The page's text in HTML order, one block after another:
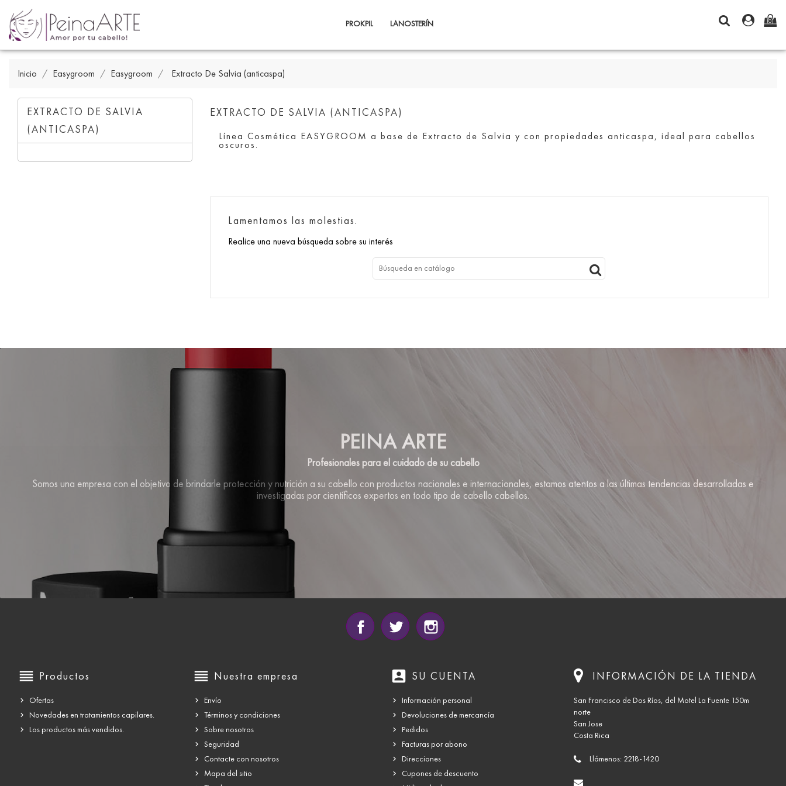
PROKPIL LANOSTERÍN (0)
Inicio Easygroom Easygroom Extracto De Salvia (anticaspa)
EXTRACTO DE SALVIA
(ANTICASPA)
EXTRACTO DE SALVIA (ANTICASPA)
Línea Cosmética EASYGROOM a base de Extracto de Salvia y con propiedades anticaspa, ideal para cabellos
oscuros.
Lamentamos las molestias.
Realice una nueva búsqueda sobre su interés
PEINA ARTE
Profesionales para el cuidado de su cabello
Somos una empresa con el objetivo de brindarle protección y nutrición a su cabello con productos nacionales e internacionales, estamos atentos a las últimas tendencias desarrolladas e
investigadas por científicos expertos en todo tipo de cabello cabellos.
Facebook Twitter
reorder Productos
Ofertas
Novedades en tratamientos capilares.
Los productos más vendidos.
reorder Nuestra empresa
Envío
Términos y condiciones
Sobre nosotros
Seguridad
Contacte con nosotros
Mapa del sitio
account_box SU CUENTA
Información personal
Devoluciones de mercancía
Pedidos
Facturas por abono
Direcciones
Cupones de descuento
INFORMACIÓN DE LA TIENDA
San Francisco de Dos Ríos, del Motel La Fuente 150m
norte
San Jose
Costa Rica
Llámenos: 2218-1420